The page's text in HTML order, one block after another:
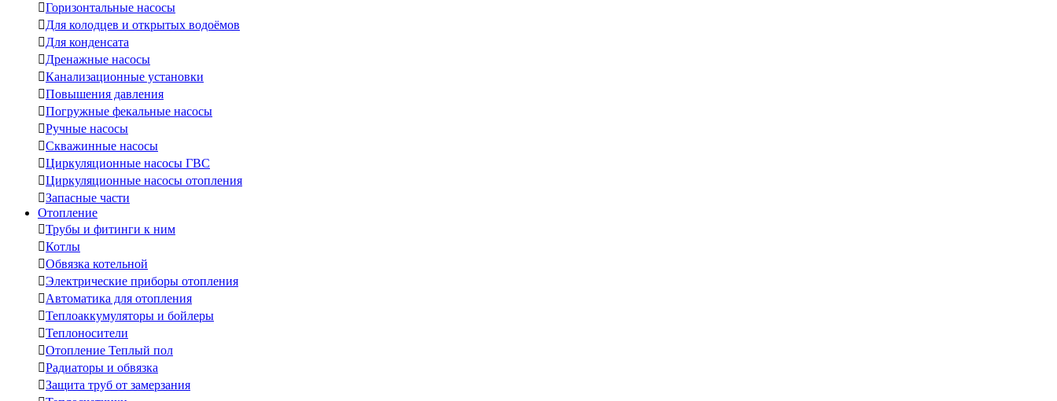
Горизонтальные насосы
Для колодцев и открытых водоёмов
Для конденсата
Дренажные насосы
Канализационные установки
Повышения давления
Погружные фекальные насосы
Ручные насосы
Скважинные насосы
Циркуляционные насосы ГВС
Циркуляционные насосы отопления
Запасные части
Отопление
Трубы и фитинги к ним
Котлы
Обвязка котельной
Электрические приборы отопления
Автоматика для отопления
Теплоаккумуляторы и бойлеры
Теплоносители
Отопление Теплый пол
Радиаторы и обвязка
Защита труб от замерзания